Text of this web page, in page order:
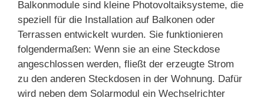
Balkonmodule sind kleine Photovoltaiksysteme, die
speziell für die Installation auf Balkonen oder
Terrassen entwickelt wurden. Sie funktionieren
folgendermaßen: Wenn sie an eine Steckdose
angeschlossen werden, fließt der erzeugte Strom
zu den anderen Steckdosen in der Wohnung. Dafür
wird neben dem Solarmodul ein Wechselrichter